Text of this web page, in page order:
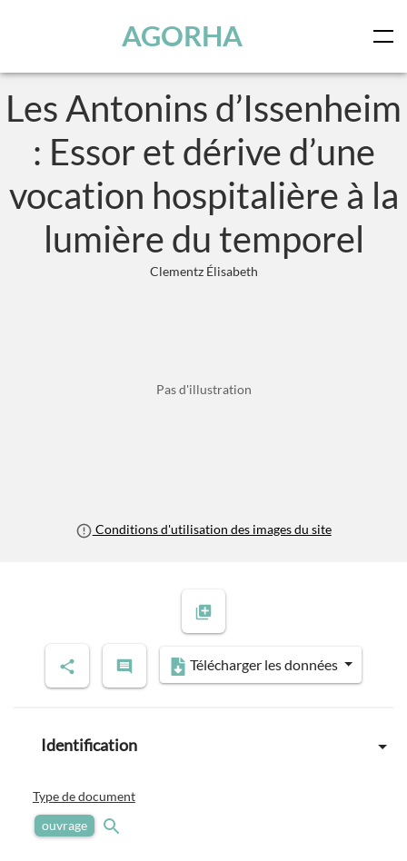
AGORHA
Les Antonins d’Issenheim
: Essor et dérive d’une
vocation hospitalière à la
lumière du temporel
Clementz Élisabeth
Pas d'illustration
Conditions d'utilisation des images du site
Télécharger les données
Identification
Type de document
ouvrage